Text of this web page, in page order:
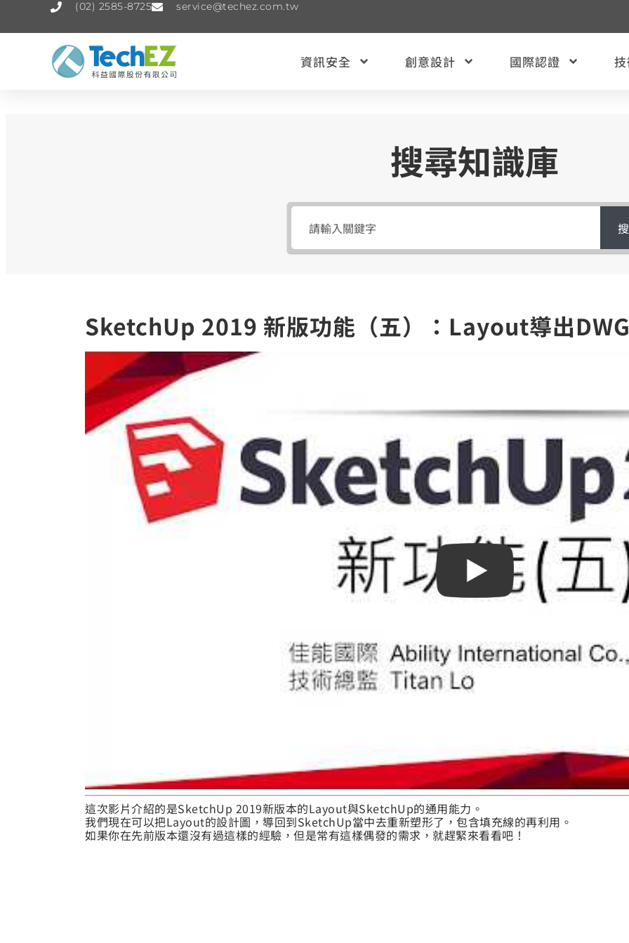
(02) 2585-8725 service@techez.com.tw
資訊安全 創意設計 國際認證
搜尋知識庫
SketchUp 2019 新版功能（五）：Layout導出
這次影片介紹的是SketchUp 2019新版本的Layout與SketchUp的通用能力。
我們現在可以把Layout的設計圖，導回到SketchUp當中去重新塑形了，包含填充線的再利用。
如果你在先前版本還沒有過這樣的經驗，但是常有這樣偶發的需求，就趕緊來看看吧！